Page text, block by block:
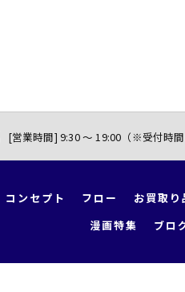
[営業時間] 9:30 ～ 19:00（※受付時
コンセプト フロー お買取り
漫画特集
ブロ